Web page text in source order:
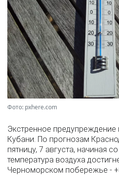
Фото: pxhere.com
Экстренное
Кубани. По прогнозам
пятницу, 7 августа, начиная
температура воздуха
Черноморском побережье -